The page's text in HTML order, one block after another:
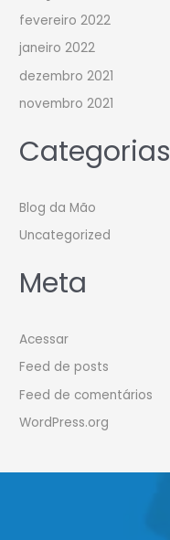
fevereiro 2022
janeiro 2022
dezembro 2021
novembro 2021
Categorias
Blog da Mão
Uncategorized
Meta
Acessar
Feed de posts
Feed de comentários
WordPress.org